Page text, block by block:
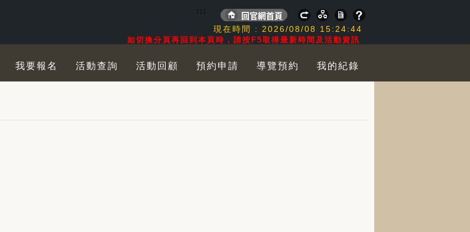
現在時間 : 2026/08/08 15:24:44
如切換分頁再回到本頁時，請按F5取得最新時間及活動資訊
:::
我要報名 活動查詢 活動回顧 預約申請 導覽預約 我的紀錄